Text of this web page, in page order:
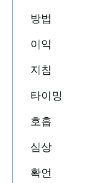
방법
이익
지침
타이밍
호흡
심상
확언